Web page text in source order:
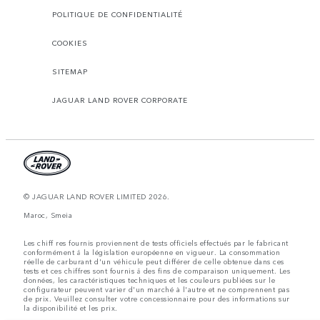
POLITIQUE DE CONFIDENTIALITÉ
COOKIES
SITEMAP
JAGUAR LAND ROVER CORPORATE
© JAGUAR LAND ROVER LIMITED 2026.
Maroc, Smeia
Les chiff res fournis proviennent de tests officiels effectués par le fabricant
conformément å la législation européenne en vigueur. La consommation
réelle de carburant d'un véhicule peut différer de celle obtenue dans ces
tests et ces chiffres sont fournis å des fins de comparaison uniquement. Les
données, les caractéristiques techniques et les couleurs publiées sur le
configurateur peuvent varier d'un marché à l'autre et ne comprennent pas
de prix. Veuillez consulter votre concessionnaire pour des informations sur
la disponibilité et les prix.